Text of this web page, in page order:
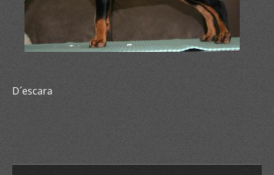
D´escara